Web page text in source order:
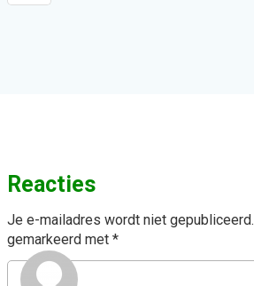
Reacties
Je e-mailadres wordt niet gepubliceerd.
gemarkeerd met *